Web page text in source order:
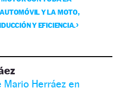
Y LA MOTO,
Y EFICIENCIA.
Mario Herráez en